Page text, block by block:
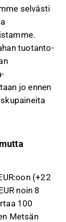
ja
luo
siihen
selvästi
tuotanto-
jo ennen
(+22
noin 8
100
Metsän